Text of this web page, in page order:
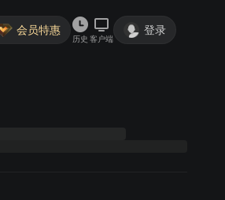
会员特惠
历史 客户端
登录